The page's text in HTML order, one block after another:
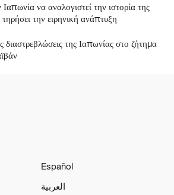
να αναλογιστεί την ιστορία της
την ειρηνική ανάπτυξη
διαστρεβλώσεις της Ιαπωνίας στο ζήτημα
Español
العربية